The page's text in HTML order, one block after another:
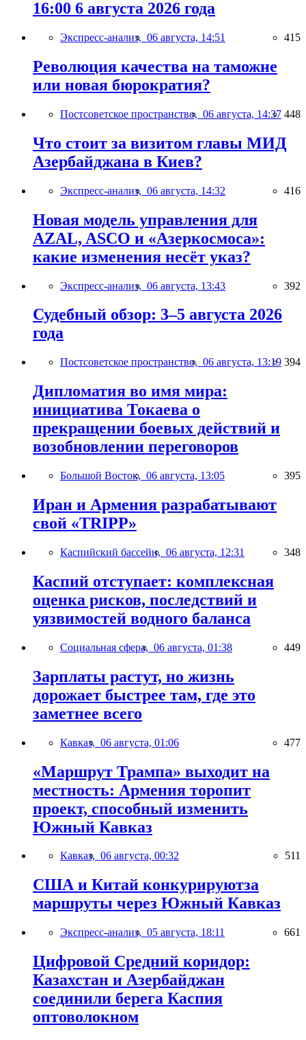
16:00 6 августа 2026 года
Экспресс-анализ, 06 августа, 14:51 415
Революция качества на таможне
или новая бюрократия?
Постсоветское пространство, 06 августа, 14:37 448
Что стоит за визитом главы МИД
Азербайджана в Киев?
Экспресс-анализ, 06 августа, 14:32 416
Новая модель управления для
AZAL, ASCO и «Азеркосмоса»:
какие изменения несёт указ?
Экспресс-анализ, 06 августа, 13:43 392
Судебный обзор: 3–5 августа 2026
года
Постсоветское пространство, 06 августа, 13:19 394
Дипломатия во имя мира:
инициатива Токаева о
прекращении боевых действий и
возобновлении переговоров
Большой Восток, 06 августа, 13:05 395
Иран и Армения разрабатывают
свой «TRIPP»
Каспийский бассейн, 06 августа, 12:31 348
Каспий отступает: комплексная
оценка рисков, последствий и
уязвимостей водного баланса
Социальная сфера, 06 августа, 01:38 449
Зарплаты растут, но жизнь
дорожает быстрее там, где это
заметнее всего
Кавказ, 06 августа, 01:06 477
«Маршрут Трампа» выходит на
местность: Армения торопит
проект, способный изменить
Южный Кавказ
Кавказ, 06 августа, 00:32 511
США и Китай конкурируютза
маршруты через Южный Кавказ
Экспресс-анализ, 05 августа, 18:11 661
Цифровой Средний коридор:
Казахстан и Азербайджан
соединили берега Каспия
оптоволокном